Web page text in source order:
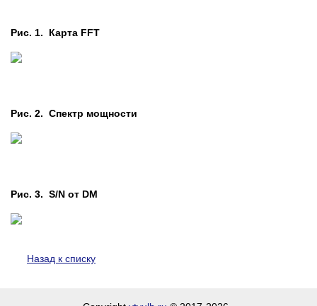
Рис. 1. Карта FFT
Рис. 2. Cпектр мощности
Рис. 3. S/N от DM
Назад к списку